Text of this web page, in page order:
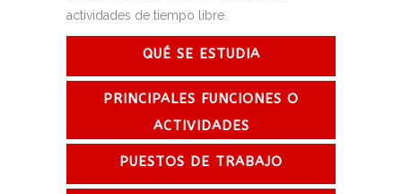
actividades de tiempo libre.
QUÉ SE ESTUDIA
PRINCIPALES FUNCIONES O
ACTIVIDADES
PUESTOS DE TRABAJO